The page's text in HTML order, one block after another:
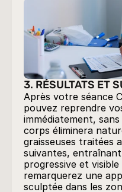
3. RÉSULTATS ET
Après votre séance
pouvez reprendre
immédiatement,
corps éliminera
graisseuses traitées
suivantes,
progressive et visible
remarquerez une
sculptée dans les